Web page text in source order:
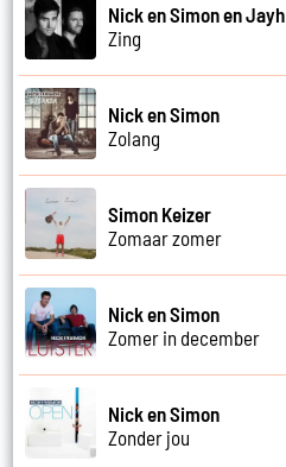
Nick en Simon en Jayh
Zing
Nick en Simon
Zolang
Simon Keizer
Zomaar zomer
Nick en Simon
Zomer in december
Nick en Simon
Zonder jou